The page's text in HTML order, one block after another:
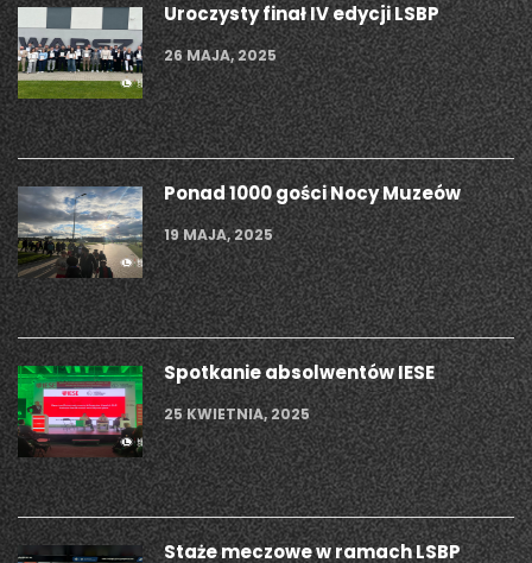
Uroczysty finał IV edycji LSBP
26 MAJA, 2025
Ponad 1000 gości Nocy Muzeów
19 MAJA, 2025
Spotkanie absolwentów IESE
25 KWIETNIA, 2025
Staże meczowe w ramach LSBP